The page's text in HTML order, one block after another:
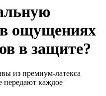
в ощущениях
в защите?
из премиум-латекса
передают каждое